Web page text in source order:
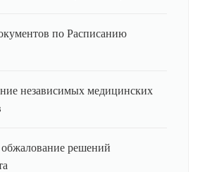
по Расписанию
независимых медицинских
решений